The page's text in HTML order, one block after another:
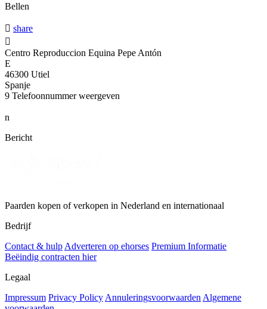
Bellen
 share

Centro Reproduccion Equina Pepe Antón
E
46300 Utiel
Spanje
9 Telefoonnummer weergeven
n
Bericht
Paarden kopen of verkopen in Nederland en internationaal
Bedrijf
Contact & hulp Adverteren op ehorses Premium Informatie
Beëindig contracten hier
Legaal
Impressum Privacy Policy Annuleringsvoorwaarden Algemene